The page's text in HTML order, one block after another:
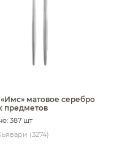
матовое серебро
предметов
387 шт
(3274)